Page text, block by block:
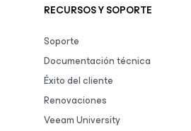
RECURSOS Y SOPORTE
Soporte
Documentación técnica
Éxito del cliente
Renovaciones
Veeam University